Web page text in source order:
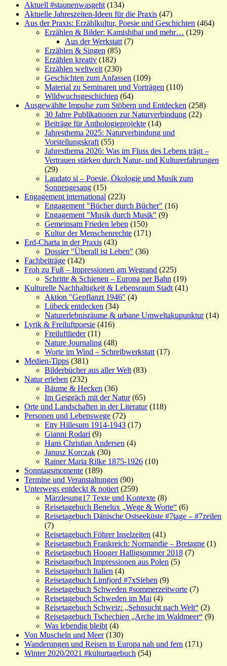
Aktuell #staunenwasgeht (134)
Aktuelle Jahreszeiten-Ideen für die Praxis (47)
Aus der Praxis: Erzählkultur, Poesie und Geschichten (464)
Erzählen & Bilder: Kamishibai und mehr… (129)
Aus der Werkstatt (7)
Erzählen & Singen (85)
Erzählen kreativ (182)
Erzählen weltweit (230)
Geschichten zum Anfassen (109)
Material zu Seminaren und Vorträgen (110)
Wildwuchsgeschichten (64)
Ausgewählte Impulse zum Stöbern und Entdecken (258)
30 Jahre Publikationen zur Naturverbindung (22)
Beiträge für Anthologieprojekte (14)
Jahresthema 2025: Naturverbindung und
Vorstellungskraft (55)
Jahresthema 2026: Was im Fluss des Lebens trägt –
Vertrauen stärken durch Natur- und Kulturerfahrungen
(29)
Laudato si – Poesie, Ökologie und Musik zum
Sonnengesang (15)
Engagement international (223)
Engagement "Bücher durch Bücher" (16)
Engagement "Musik durch Musik" (9)
Gemeinsam Frieden leben (150)
Kultur der Menschenrechte (171)
Erd-Charta in der Praxis (43)
Dossier "Überall ist Leben" (36)
Fachbeiträge (142)
Froh zu Fuß – Impressionen am Wegrand (225)
Schritte & Schienen – Europa per Bahn (19)
Kulturelle Nachhaltigkeit & Lebensraum Stadt (41)
Aktion "Gepflanzt 1946" (4)
Lübeck entdecken (34)
Naturerlebnisräume & urbane Umweltakupunktur(14)
Lyrik & Freiluftpoesie (416)
Freiluftlieder(11)
Nature Journaling (48)
Worte im Wind – Schreibwerkstatt (17)
Medien-Tipps (381)
Bilderbücher aus aller Welt (83)
Natur erleben (232)
Bäume & Hecken (36)
Im Gespräch mit der Natur(65)
Orte und Landschaften in der Literatur(118)
Personen und Lebenswege (72)
Etty Hillesum 1914-1943 (17)
Gianni Rodari (9)
Hans Christian Andersen (4)
Janusz Korczak (30)
Rainer Maria Rilke 1875-1926 (10)
Sonntagsmomente (189)
Termine und Veranstaltungen (90)
Unterwegs entdeckt & notiert (259)
Märzlesung17 Texte und Kontexte (8)
Reisetagebuch Benelux „Wege & Worte“ (6)
Reisetagebuch Dänische Ostseeküste #7tage – #7zeilen
(7)
Reisetagebuch Föhrer Inselzeiten (41)
Reisetagebuch Frankreich: Normandie – Bretagne (1)
Reisetagebuch Hooger Halligsommer 2018 (7)
Reisetagebuch Impressionen aus Polen (5)
Reisetagebuch Italien (4)
Reisetagebuch Limfjord #7xSieben (9)
Reisetagebuch Schweden #sommerzeitworte (7)
Reisetagebuch Schweden im Mai (4)
Reisetagebuch Schweiz: „Sehnsucht nach Welt“ (2)
Reisetagebuch Tschechien „Arche im Waldmeer“ (9)
Was lebendig bleibt (4)
Von Muscheln und Meer(130)
Wanderungen und Reisen in Europa nah und fern (171)
Winter 2020/2021 #kulturtagebuch (54)